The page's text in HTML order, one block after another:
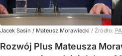
Jacek Sasin / Mateusz Morawiecki / Źródło:
Rozwój Plus Mateusza